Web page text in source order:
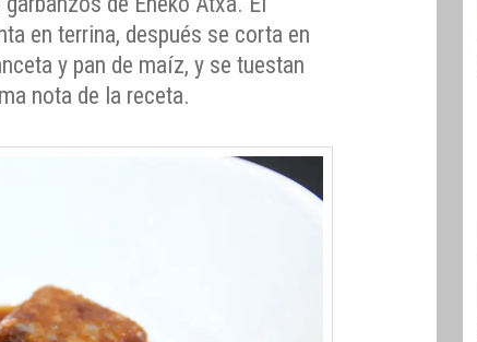
en terrina, después se corta en
y pan de maíz, y se tuestan
nota de la receta.